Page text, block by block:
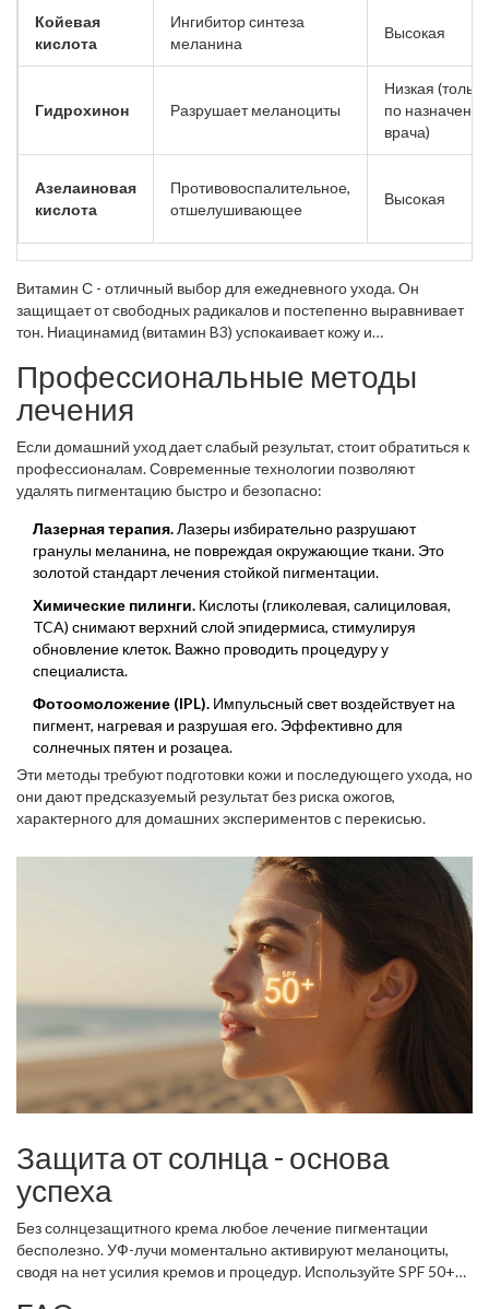
Койевая
кислота
Ингибитор синтеза
меланина
Высокая
Гидрохинон Разрушает меланоциты
Низкая (только
по
врача)
Азелаиновая
кислота
Противовоспалительное,
отшелушивающее
Высокая
Витамин С - отличный выбор для ежедневного ухода. Он
защищает от свободных радикалов и постепенно выравнивает
тон. Ниацинамид (витамин B3) успокаивает кожу и
идеально подходит, если пигментация связана с постакне.
Профессиональные методы
лечения
Если домашний уход дает слабый результат, стоит обратиться к
профессионалам. Современные технологии позволяют
удалять пигментацию быстро и безопасно:
Лазерная терапия.Лазеры избирательно разрушают
гранулы меланина, не повреждая окружающие ткани. Это
золотой стандарт лечения стойкой пигментации.
Химические пилинги. Кислоты (гликолевая, салициловая,
TCA) снимают верхний слой эпидермиса, стимулируя
обновление клеток. Важно проводить процедуру у
специалиста.
Фотоомоложение (IPL). Импульсный свет воздействует на
пигмент, нагревая и разрушая его. Эффективно для
солнечных пятен и розацеа.
Эти методы требуют подготовки кожи и последующего ухода, но
они дают предсказуемый результат без риска ожогов,
характерного для домашних экспериментов с перекисью.
Защита от солнца - основа
успеха
Без солнцезащитного крема любое лечение пигментации
бесполезно. УФ-лучи моментально активируют меланоциты,
сводя на нет усилия кремов и процедур. Используйте SPF 50+